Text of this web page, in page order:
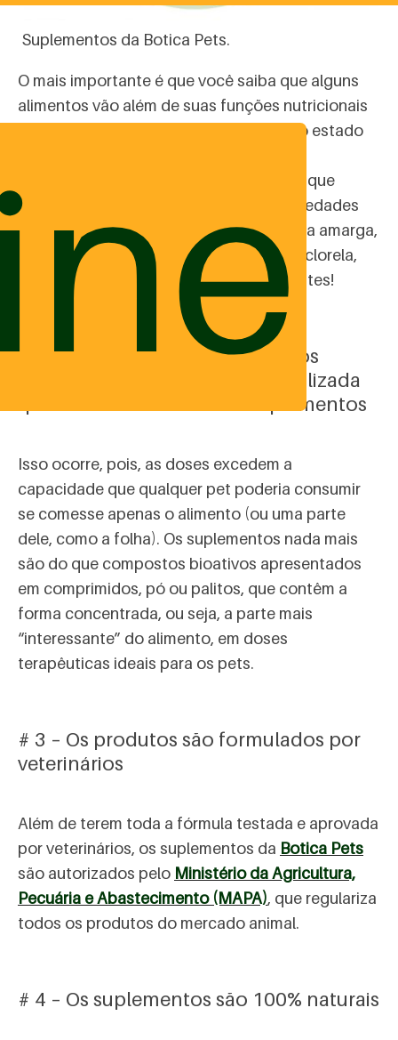
Suplementos da Botica Pets.
O mais importante é que você saiba que alguns
alimentos vão além de suas funções nutricionais
básicas, contribuindo para a melhora do estado
aparecimento de doenças. Hoje já sabe que
muitos alimentos possuem essas propriedades
como por exemplo a
alcachofra, a laranja amarga,
a acerola, o
maracujá , acenoura
, a alga clorela,
entre outros. Conheça nossos ingredientes!
# 2 – A qualidade terapêutica dos
alimentos funcionais é potencializada
quando concentrada em suplementos
Isso ocorre, pois, as doses excedem a
capacidade que qualquer pet poderia consumir
se comesse apenas o alimento (ou uma parte
dele, como a folha). Os suplementos nada mais
são do que compostos bioativos apresentados
em comprimidos, pó ou palitos, que contêm a
forma concentrada, ou seja, a parte mais
“interessante” do alimento, em doses
terapêuticas ideais para os pets.
# 3 – Os produtos são formulados por
veterinários
Além de terem toda a fórmula testada e aprovada
por veterinários, os suplementos da Botica Pets
são autorizados pelo Ministério da Agricultura,
Pecuária e Abastecimento (MAPA), que regulariza
todos os produtos do mercado animal.
# 4 – Os suplementos são 100% naturais